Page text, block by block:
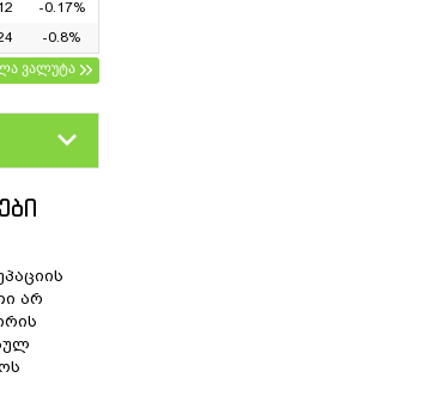
-0.17%
-0.8%
ვალუტა
არ